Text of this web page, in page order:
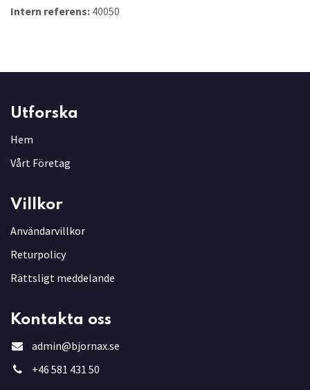
Intern referens: 40050
Utforska
Hem
Vårt Företag
Villkor
Användarvillkor
Returpolicy
Rättsligt meddelande
Kontakta oss
admin@bjornax.se
+46 581 431 50